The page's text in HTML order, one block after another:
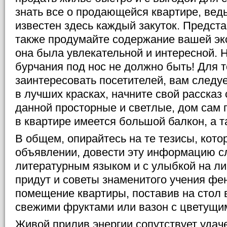
знать все о продающейся квартире,
известен здесь каждый закуток.
также продумайте содержание вашей
она была увлекательной и интересной.
бурчания под нос не должно быть! Для
заинтересовать посетителей, вам
в лучших красках, начните свой рассказ
данной просторные и светлые, дом сам
в квартире имеется большой балкон, а
В общем, опирайтесь на те тезисы,
объявлении, довести эту информацию
литературным языком и с улыбкой на
придут и советы знаменитого учения
помещение квартиры, поставив на стол
свежими фруктами или вазон с
Живой прилив энергии сопутствует